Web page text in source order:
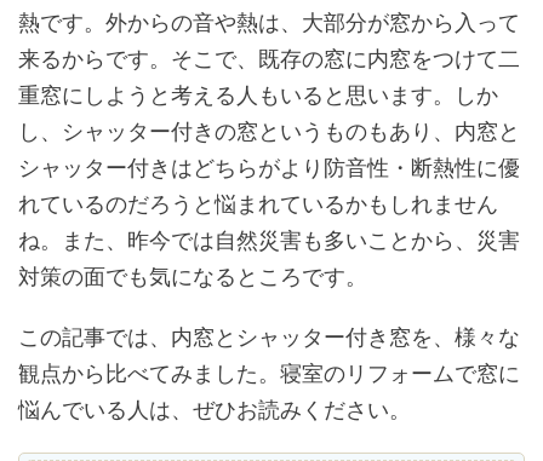
熱です。外からの音や熱は、大部分が窓から入って
来るからです。そこで、既存の窓に内窓をつけて二
重窓にしようと考える人もいると思います。しか
し、シャッター付きの窓というものもあり、内窓と
シャッター付きはどちらがより防音性・断熱性に優
れているのだろうと悩まれているかもしれません
ね。また、昨今では自然災害も多いことから、災害
対策の面でも気になるところです。
この記事では、内窓とシャッター付き窓を、様々な
観点から比べてみました。寝室のリフォームで窓に
悩んでいる人は、ぜひお読みください。